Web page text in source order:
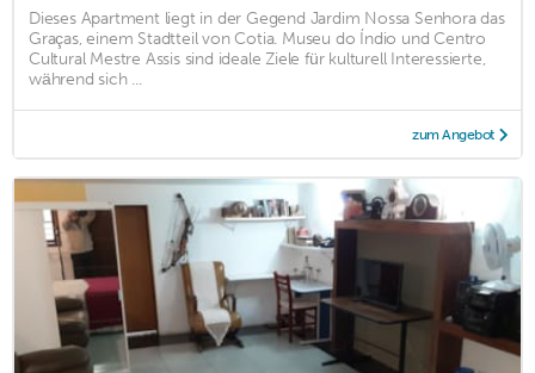
Dieses Apartment liegt in der Gegend Jardim Nossa Senhora das
Graças, einem Stadtteil von Cotia. Museu do Índio und Centro
Cultural Mestre Assis sind ideale Ziele für kulturell Interessierte,
während sich ...
zum Angebot